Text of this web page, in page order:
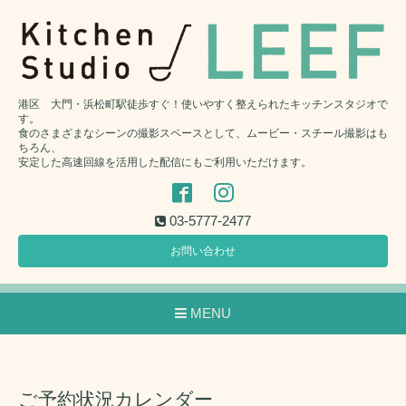
港区 大門・浜松町駅徒歩すぐ！使いやすく整えられたキッチンスタジオで
す。
食のさまざまなシーンの撮影スペースとして、ムービー・スチール撮影はも
ちろん、
安定した高速回線を活用した配信にもご利用いただけます。
03-5777-2477
お問い合わせ
MENU
ご予約状況カレンダー